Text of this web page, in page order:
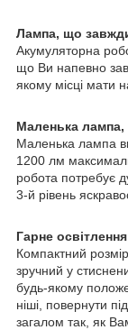
Лампа, що
Акумуляторна
що Ви напевно
якому місці мати
Маленька лампа,
Маленька лампа
1200 лм
робота потребує
3-й рівень
Гарне
Компактний
зручний у
будь-якому
ніші, повернути
загалом так, як